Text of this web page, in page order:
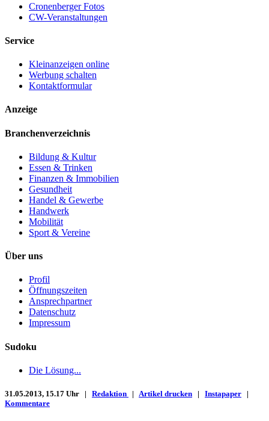
Cronenberger Fotos
CW-Veranstaltungen
Service
Kleinanzeigen online
Werbung schalten
Kontaktformular
Anzeige
Branchenverzeichnis
Bildung & Kultur
Essen & Trinken
Finanzen & Immobilien
Gesundheit
Handel & Gewerbe
Handwerk
Mobilität
Sport & Vereine
Über uns
Profil
Öffnungszeiten
Ansprechpartner
Datenschutz
Impressum
Sudoku
Die Lösung...
31.05.2013, 15.17 Uhr | Redaktion | Artikel drucken | Instapaper |
Kommentare